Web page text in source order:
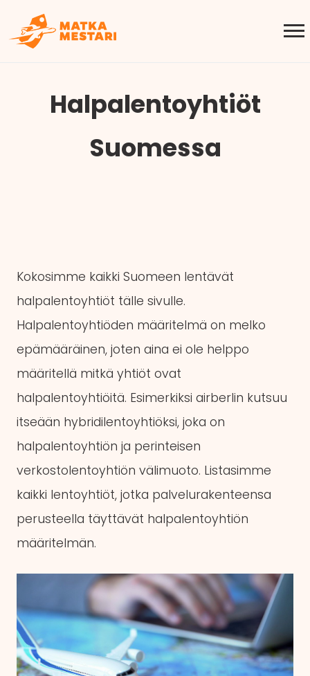
Halpalentoyhtiöt
Suomessa
Kokosimme kaikki Suomeen lentävät
halpalentoyhtiöt tälle sivulle.
Halpalentoyhtiöden määritelmä on melko
epämääräinen, joten aina ei ole helppo
määritellä mitkä yhtiöt ovat
halpalentoyhtiöitä. Esimerkiksi airberlin kutsuu
itseään hybridilentoyhtiöksi, joka on
halpalentoyhtiön ja perinteisen
verkostolentoyhtiön välimuoto. Listasimme
kaikki lentoyhtiöt, jotka palvelurakenteensa
perusteella täyttävät halpalentoyhtiön
määritelmän.